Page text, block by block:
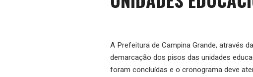
A Prefeitura de Campina Grande, através
demarcação dos pisos das unidades
foram concluídas e o cronograma deve